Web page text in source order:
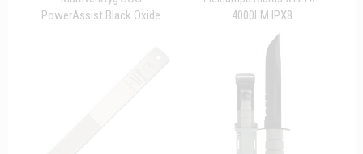
PowerAssist Black Oxide
4000LM IPX8